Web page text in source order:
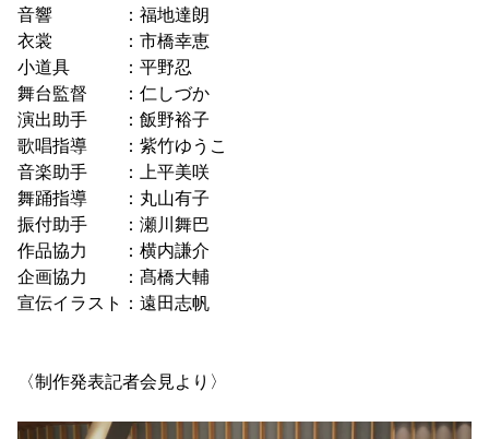
音響 ：福地達朗
衣裳 ：市橋幸恵
小道具 ：平野忍
舞台監督 ：仁しづか
演出助手 ：飯野裕子
歌唱指導 ：紫竹ゆうこ
音楽助手 ：上平美咲
舞踊指導 ：丸山有子
振付助手 ：瀬川舞巴
作品協力 ：横内謙介
企画協力 ：髙橋大輔
宣伝イラスト：遠田志帆
〈制作発表記者会見より〉